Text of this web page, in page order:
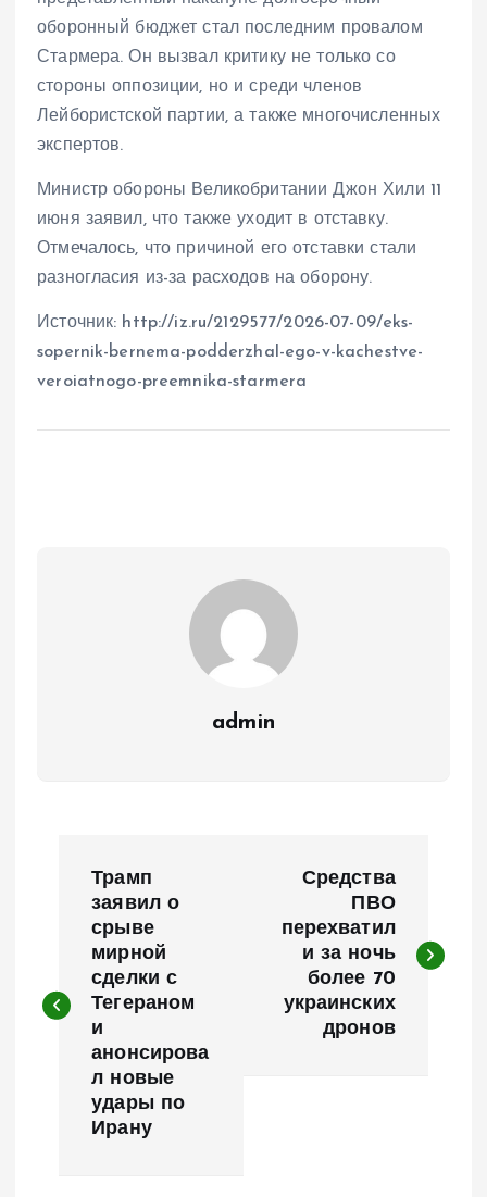
оборонный бюджет стал последним провалом
Стармера. Он вызвал критику не только со
стороны оппозиции, но и среди членов
Лейбористской партии, а также многочисленных
экспертов.
Министр обороны Великобритании Джон Хили 11
июня заявил, что также уходит в отставку.
Отмечалось, что причиной его отставки стали
разногласия из-за расходов на оборону.
Источник: http://iz.ru/2129577/2026-07-09/eks-
sopernik-bernema-podderzhal-ego-v-kachestve-
veroiatnogo-preemnika-starmera
admin
и
Трамп
заявил о
срыве
мирной
сделки с
Тегераном
и
анонсирова
л новые
удары по
Ирану
Средства
ПВО
перехватил
и за ночь
более 70
украинских
дронов